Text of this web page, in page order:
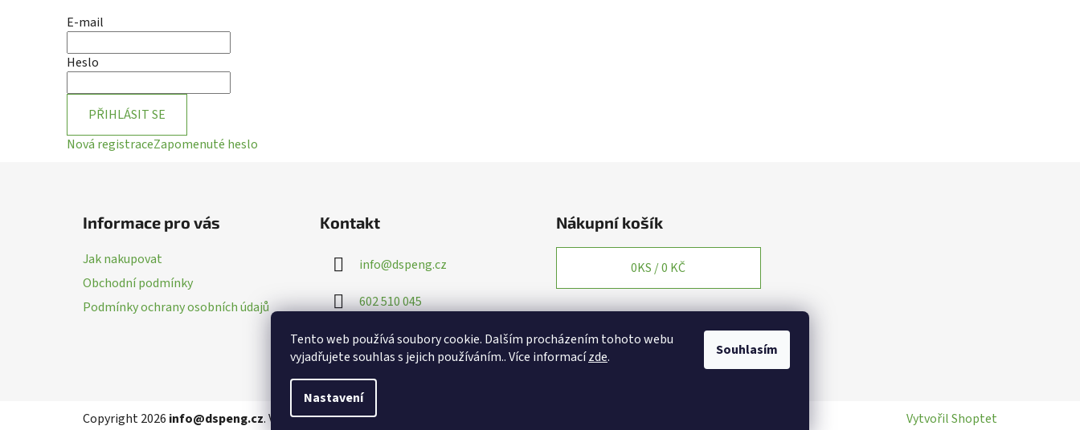
Tento web používá soubory cookie. Dalším procházením tohoto webu
vyjadřujete souhlas s jejich používáním.. Více informacízde.
Nastavení
Souhlasím
E-mail
Heslo
PŘIHLÁSIT SE
Nová registraceZapomenuté heslo
Informace pro vás
Jak nakupovat
Obchodní podmínky
Podmínky ochrany osobních údajů
Kontakt
info@dspeng.cz
602 510 045
Nákupní košík
0KS /0 KČ
Vytvořil Shoptet
Copyright 2026 info@dspeng.cz. Všechna práva vyhrazena.